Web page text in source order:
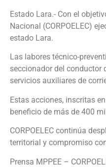
Estado Lara.- Con el
Nacional (CORPOELEC)
estado Lara.
Las labores técnico-
seccionador del conductor
servicios auxiliares de
Estas acciones, inscritas
beneficio de más de 400
CORPOELEC continúa
territorial y compromiso
Prensa MPPEE –